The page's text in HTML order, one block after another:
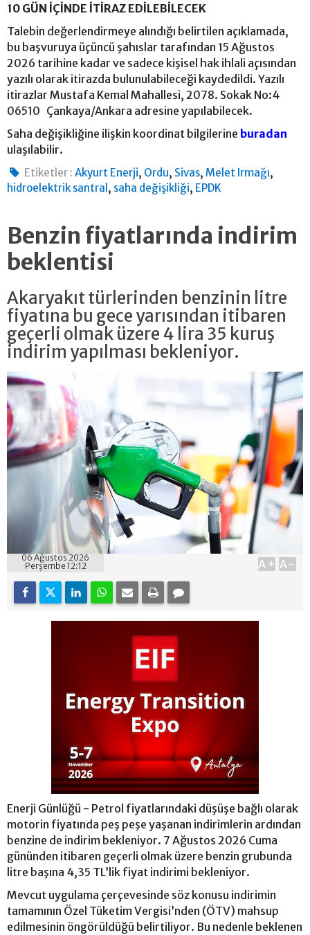
10 GÜN İÇİNDE İTİRAZ EDİLEBİLECEK
Talebin değerlendirmeye alındığı belirtilen açıklamada,
bu başvuruya üçüncü şahıslar tarafından 15 Ağustos
2026 tarihine kadar ve sadece kişisel hak ihlali açısından
yazılı olarak itirazda bulunulabileceği kaydedildi. Yazılı
itirazlar Mustafa Kemal Mahallesi, 2078. Sokak No:4
06510 Çankaya/Ankara adresine yapılabilecek.
Saha değişikliğine ilişkin koordinat bilgilerine buradan
ulaşılabilir.
Etiketler : Akyurt Enerji, Ordu, Sivas,Melet Irmağı,
hidroelektrik santral , saha değişikliği, EPDK
Benzin fiyatlarında indirim
beklentisi
Akaryakıt türlerinden benzinin litre
fiyatına bu gece yarısından itibaren
geçerli olmak üzere 4 lira 35 kuruş
indirim yapılması bekleniyor.
06 Ağustos 2026
Perşembe 12:12
A+ A-
Enerji Günlüğü - Petrol fiyatlarındaki düşüşe bağlı olarak
motorin fiyatında peş peşe yaşanan indirimlerin ardından
benzine de indirim bekleniyor. 7 Ağustos 2026 Cuma
gününden itibaren geçerli olmak üzere benzin grubunda
litre başına 4,35 TL’lik fiyat indirimi bekleniyor.
Mevcut uygulama çerçevesinde söz konusu indirimin
tamamının Özel Tüketim Vergisi’nden (ÖTV) mahsup
edilmesinin öngörüldüğü belirtiliyor. Bu nedenle beklenen